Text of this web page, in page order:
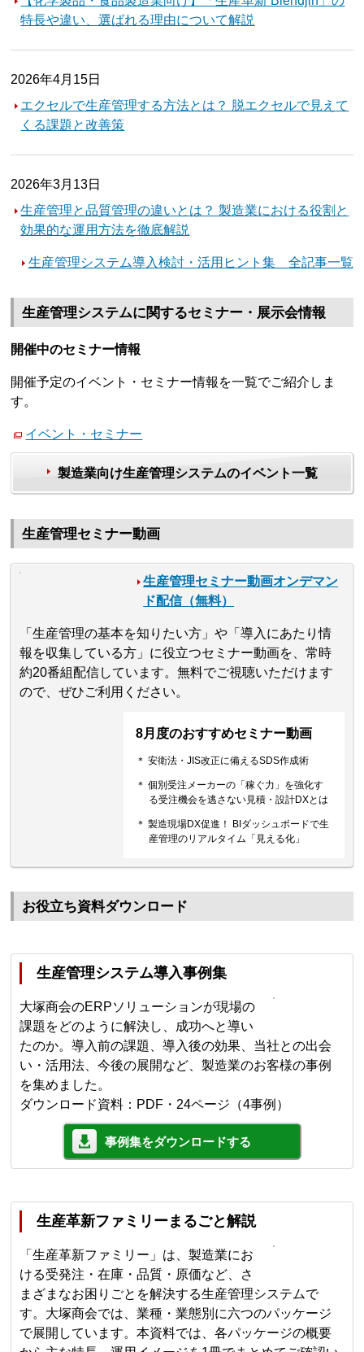
特長や違い、選ばれる理由について解説
2026年4月15日
エクセルで生産管理する方法とは？ 脱エクセルで見えて
くる課題と改善策
2026年3月13日
生産管理と品質管理の違いとは？ 製造業における役割と
効果的な運用方法を徹底解説
生産管理システム導入検討・活用ヒント集 全記事一覧
生産管理システムに関するセミナー・展示会情報
開催中のセミナー情報
開催予定のイベント・セミナー情報を一覧でご紹介しま
す。
イベント・セミナー
製造業向け生産管理システムのイベント一覧
生産管理セミナー動画
生産管理セミナー動画オンデマン
ド配信（無料）
「生産管理の基本を知りたい方」や「導入にあたり情
報を収集している方」に役立つセミナー動画を、常時
約20番組配信しています。無料でご視聴いただけます
ので、ぜひご利用ください。
8月度のおすすめセミナー動画
＊ 安衛法・JIS改正に備えるSDS作成術
＊ 個別受注メーカーの「稼ぐ力」を強化す
る受注機会を逃さない見積・設計DXとは
＊ 製造現場DX促進！ BIダッシュボードで生
産管理のリアルタイム「見える化」
お役立ち資料ダウンロード
生産管理システム導入事例集
大塚商会のERPソリューションが現場の
課題をどのように解決し、成功へと導い
たのか。導入前の課題、導入後の効果、当社との出会
い・活用法、今後の展開など、製造業のお客様の事例
を集めました。
ダウンロード資料：PDF・24ページ（4事例）
事例集をダウンロードする
生産革新ファミリーまるごと解説
「生産革新ファミリー」は、製造業にお
ける受発注・在庫・品質・原価など、さ
まざまなお困りごとを解決する生産管理システムで
す。大塚商会では、業種・業態別に六つのパッケージ
で展開しています。本資料では、各パッケージの概要